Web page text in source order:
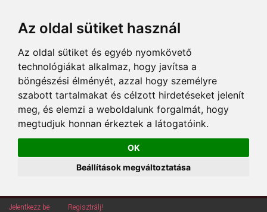
Az oldal sütiket használ
Az oldal sütiket és egyéb nyomkövető
technológiákat alkalmaz, hogy javítsa a
böngészési élményét, azzal hogy személyre
szabott tartalmakat és célzott hirdetéseket jelenít
meg, és elemzi a weboldalunk forgalmát, hogy
megtudjuk honnan érkeztek a látogatóink.
OK
Beállítások megváltoztatása
Jelentkezz be
Regisztrálj!